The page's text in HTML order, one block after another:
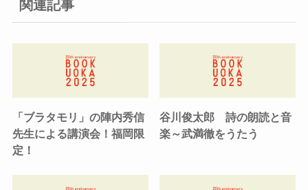
関連記事
「ブラタモリ」の陣内秀信
先生による講演会！福岡限
定！
谷川俊太郎 詩の朗読と音
楽～武満徹をうたう